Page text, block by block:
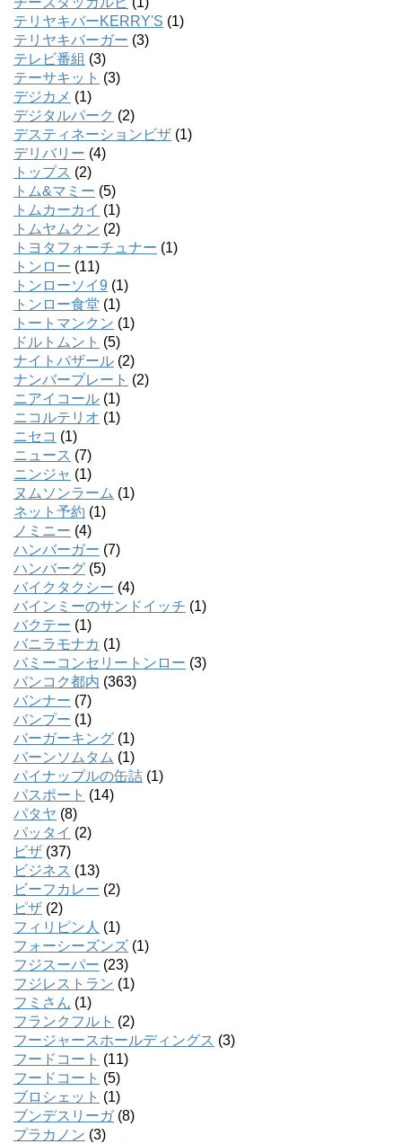
テリヤキバーKERRY'S (1)
テリヤキバーガー (3)
テレビ番組 (3)
テーサキット (3)
デジカメ (1)
デジタルパーク (2)
デスティネーションビザ (1)
デリバリー (4)
トップス (2)
トム&マミー (5)
トムカーカイ (1)
トムヤムクン (2)
トヨタフォーチュナー (1)
トンロー (11)
トンローソイ9 (1)
トンロー食堂 (1)
トートマンクン (1)
ドルトムント (5)
ナイトバザール (2)
ナンバープレート (2)
ニアイコール (1)
ニコルテリオ (1)
ニセコ (1)
ニュース (7)
ニンジャ (1)
ヌムソンラーム (1)
ネット予約 (1)
ノミニー (4)
ハンバーガー (7)
ハンバーグ (5)
バイクタクシー (4)
バインミーのサンドイッチ (1)
バクテー (1)
バニラモナカ (1)
バミーコンセリートンロー (3)
バンコク都内 (363)
バンナー (7)
バンプー (1)
バーガーキング (1)
バーンソムタム (1)
パイナップルの缶詰 (1)
パスポート (14)
パタヤ (8)
パッタイ (2)
ビザ (37)
ビジネス (13)
ビーフカレー (2)
ピザ (2)
フィリピン人 (1)
フォーシーズンズ (1)
フジスーパー (23)
フジレストラン (1)
フミさん (1)
フランクフルト (2)
フージャースホールディングス (3)
フードコート (11)
フードコート (5)
ブロシェット (1)
ブンデスリーガ(8)
プラカノン (3)